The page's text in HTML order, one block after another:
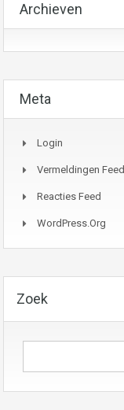
Archieven
Meta
Login
Vermeldingen Feed
Reacties Feed
WordPress.org
Zoek